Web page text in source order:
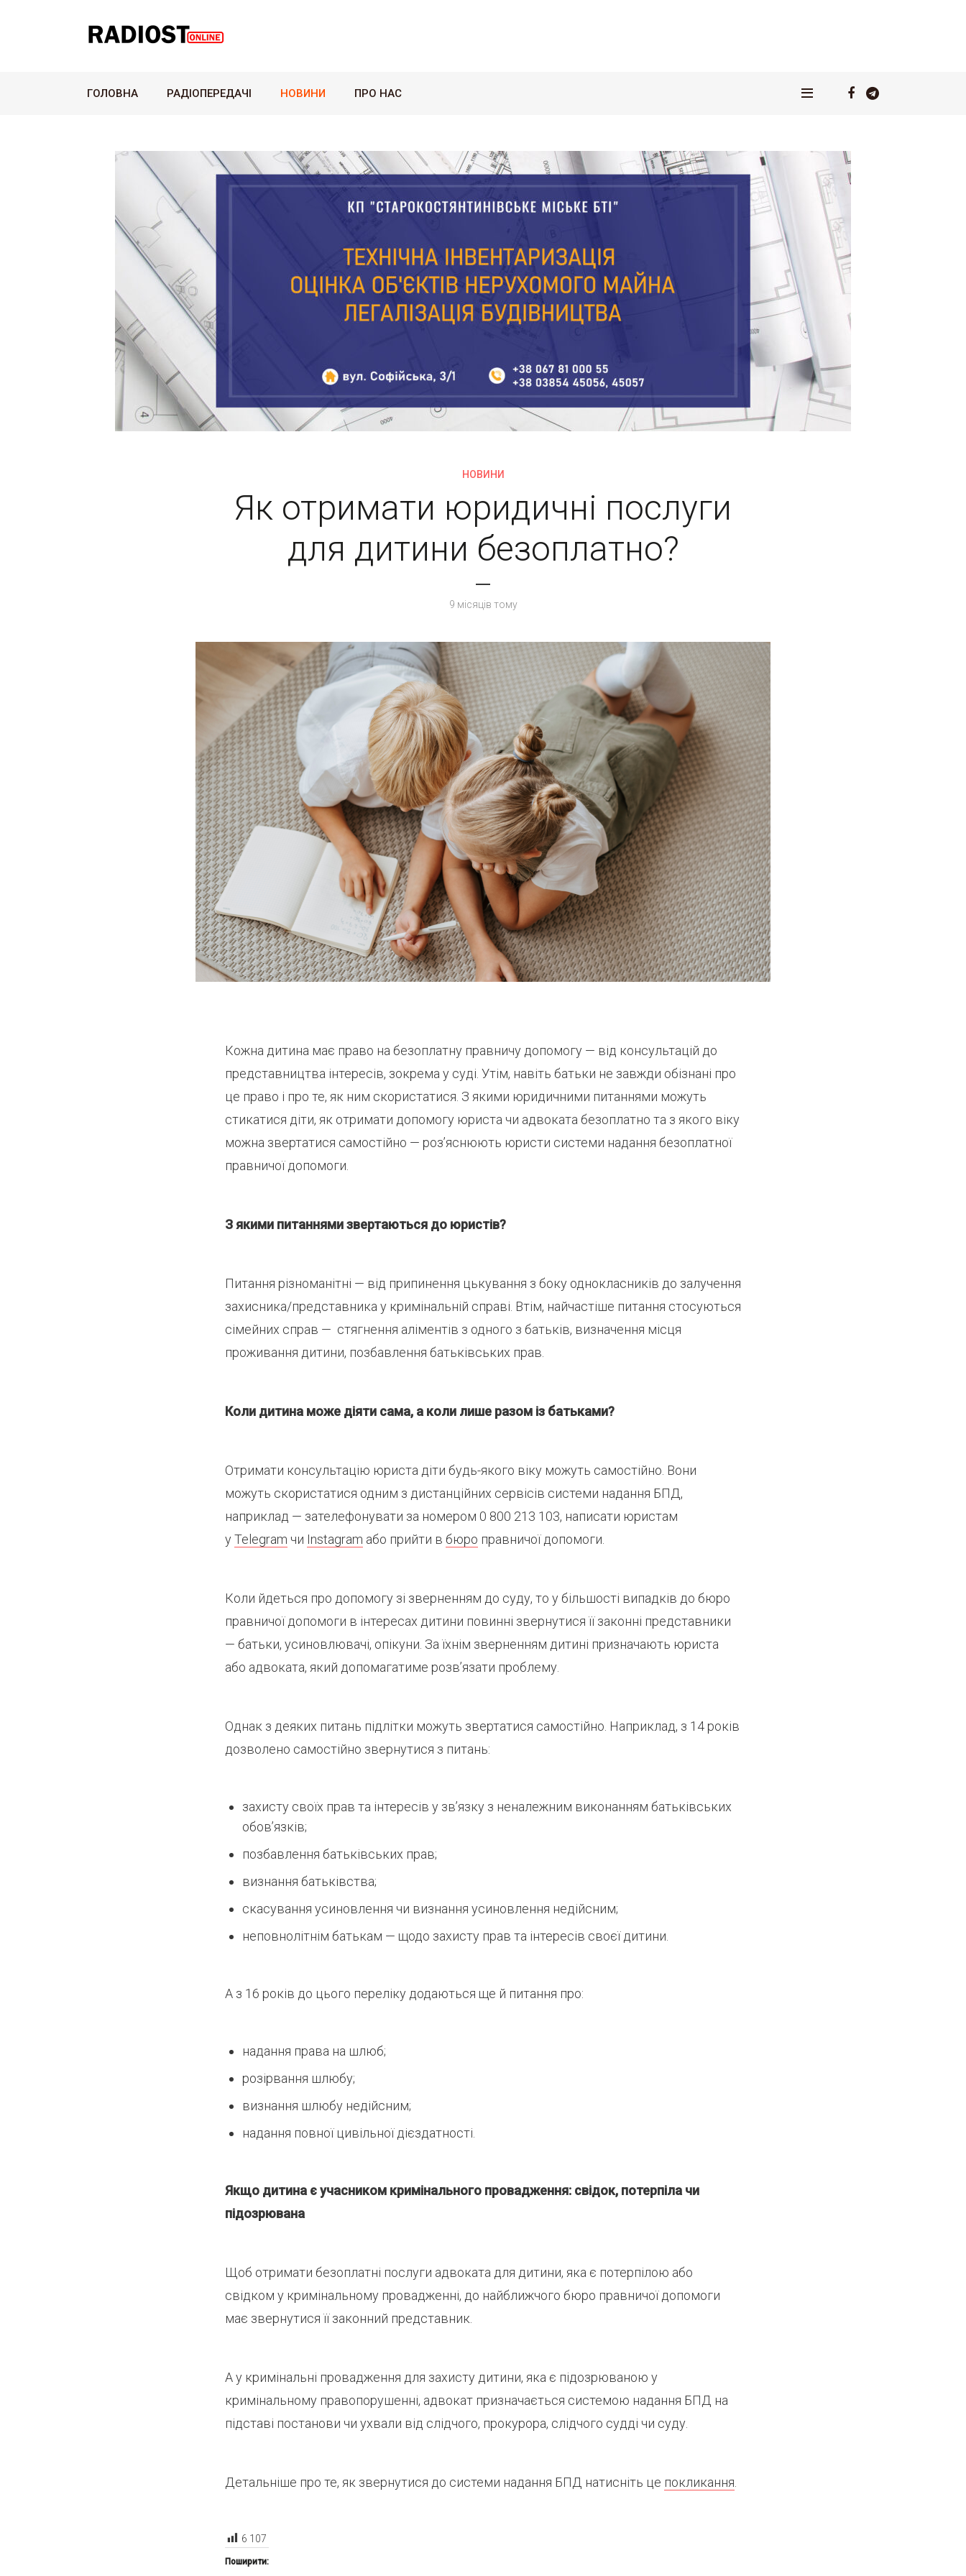
ГОЛОВНА РАДІОПЕРЕДАЧІ НОВИНИ ПРО НАС
НОВИНИ
Як отримати юридичні послуги
для дитини безоплатно?
9 місяців тому
Кожна дитина має право на безоплатну правничу допомогу — від консультацій до
представництва інтересів, зокрема у суді. Утім, навіть батьки не завжди обізнані про
це право і про те, як ним скористатися. З якими юридичними питаннями можуть
стикатися діти, як отримати допомогу юриста чи адвоката безоплатно та з якого віку
можна звертатися самостійно — роз’яснюють юристи системи надання безоплатної
правничої допомоги.
З якими питаннями звертаються до юристів?
Питання різноманітні — від припинення цькування з боку однокласників до залучення
захисника/представника у кримінальній справі. Втім, найчастіше питання стосуються
сімейних справ — стягнення аліментів з одного з батьків, визначення місця
проживання дитини, позбавлення батьківських прав.
Коли дитина може діяти сама, а коли лише разом із батьками?
Отримати консультацію юриста діти будь-якого віку можуть самостійно. Вони
можуть скористатися одним з дистанційних сервісів системи надання БПД,
наприклад — зателефонувати за номером 0 800 213 103, написати юристам
уTelegram чи Instagram або прийти в бюро правничої допомоги.
Коли йдеться про допомогу зі зверненням до суду, то у більшості випадків до бюро
правничої допомоги в інтересах дитини повинні звернутися її законні представники
— батьки, усиновлювачі, опікуни. За їхнім зверненням дитині призначають юриста
або адвоката, який допомагатиме розвʼязати проблему.
Однак з деяких питань підлітки можуть звертатися самостійно. Наприклад, з 14 років
дозволено самостійно звернутися з питань:
захисту своїх прав та інтересів у зв’язку з неналежним виконанням батьківських
обов’язків;
позбавлення батьківських прав;
визнання батьківства;
скасування усиновлення чи визнання усиновлення недійсним;
неповнолітнім батькам — щодо захисту прав та інтересів своєї дитини.
А з 16 років до цього переліку додаються ще й питання про:
надання права на шлюб;
розірвання шлюбу;
визнання шлюбу недійсним;
надання повної цивільної дієздатності.
Якщо дитина є учасником кримінального провадження: свідок, потерпіла чи
підозрювана
Щоб отримати безоплатні послуги адвоката для дитини, яка є потерпілою або
свідком у кримінальному провадженні, до найближчого бюро правничої допомоги
має звернутися її законний представник.
А у кримінальні провадження для захисту дитини, яка є підозрюваною у
кримінальному правопорушенні, адвокат призначається системою надання БПД на
підставі постанови чи ухвали від слідчого, прокурора, слідчого судді чи суду.
Детальніше про те, як звернутися до системи надання БПД натисніть це покликання
6 107
Поширити: